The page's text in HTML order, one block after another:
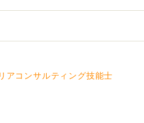
アコンサルティング技能士